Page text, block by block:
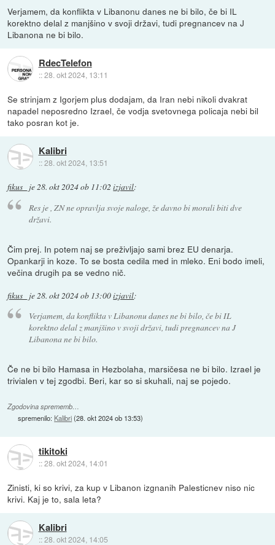
Verjamem, da konflikta v Libanonu danes ne bi bilo, če bi IL
korektno delal z manjšino v svoji državi, tudi pregnancev na J
Libanona ne bi bilo.
RdecTelefon
::28. okt 2024, 13:11
Se strinjam z Igorjem plus dodajam, da Iran nebi nikoli dvakrat
napadel neposredno Izrael, če vodja svetovnega policaja nebi bil
tako posran kot je.
Kalibri
::28. okt 2024, 13:51
fikus_ je28. okt 2024 ob 11:02 izjavil:
Res je , ZN ne opravlja svoje naloge, že davno bi morali biti dve
državi.
Čim prej. In potem naj se preživljajo sami brez EU denarja.
Opankarji in koze. To se bosta cedila med in mleko. Eni bodo imeli,
večina drugih pa se vedno nič.
fikus_ je28. okt 2024 ob 13:00izjavil:
Verjamem, da konflikta v Libanonu danes ne bi bilo, če bi IL
korektno delal z manjšino v svoji državi, tudi pregnancev na J
Libanona ne bi bilo.
Če ne bi bilo Hamasa in Hezbolaha, marsičesa ne bi bilo. Izrael je
trivialen v tej zgodbi. Beri, kar so si skuhali, naj se pojedo.
Zgodovina sprememb…
spremenilo: Kalibri(28. okt 2024 ob 13:53)
tikitoki
::28. okt 2024, 14:01
Zinisti, ki so krivi, za kup v Libanon izgnanih Palesticnev niso nic
krivi. Kaj je to, sala leta?
Kalibri
::28. okt 2024, 14:05